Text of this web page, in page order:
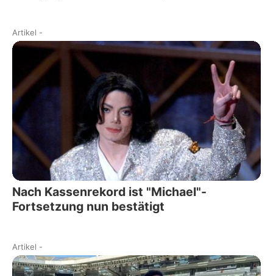
Artikel -
Nach Kassenrekord ist "Michael"-
Fortsetzung nun bestätigt
Artikel -